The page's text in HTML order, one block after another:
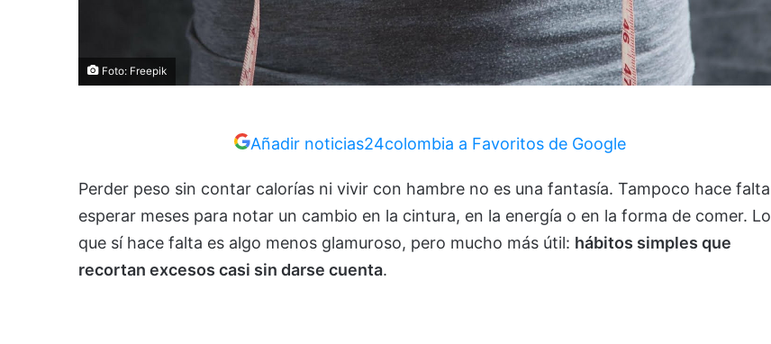
Foto: Freepik
Añadir noticias24colombia a Favoritos de Google
Perder peso sin contar calorías ni vivir con hambre no es una fantasía. Tampoco hace falta
esperar meses para notar un cambio en la cintura, en la energía o en la forma de comer. Lo
que sí hace falta es algo menos glamuroso, pero mucho más útil: hábitos simples que
recortan excesos casi sin darse cuenta.